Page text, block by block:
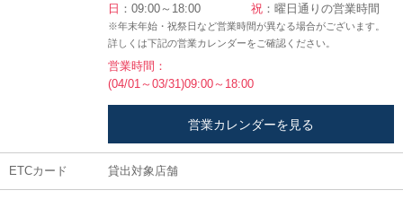
日 ：09:00～18:00 祝 ：曜日通りの営業時間
※年末年始・祝祭日など営業時間が異なる場合がございます。
詳しくは下記の営業カレンダーをご確認ください。
営業時間：
(04/01～03/31)09:00～18:00
営業カレンダーを見る
ETCカード 貸出対象店舗